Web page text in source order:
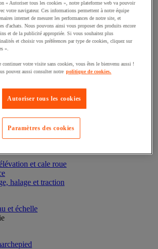
de levage
d'atelier
et rampe de quai
et cale roue
halage et traction
et échelle
« Autoriser tous les cookies », notre plateforme web va pouvoir
votre navigateur. Ces informations permettent à notre équipe
internet de mesurer les performances de notre site, et
d'achats. Nous pouvons ainsi vous proposer des produits encore
et de la publicité appropriée. Si vous souhaitez plus
et choisir vos préférences par type de cookies, cliquez sur
».
continuer votre visite sans cookies, vous êtes le bienvenu aussi !
pouvez aussi consulter notre politique de cookies.
Autoriser tous les cookies
Paramètres des cookies